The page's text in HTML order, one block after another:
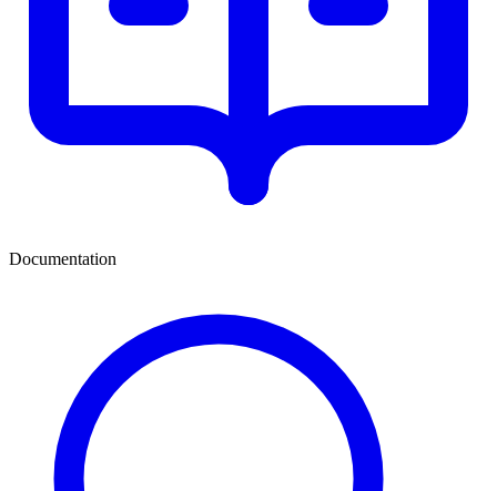
Documentation